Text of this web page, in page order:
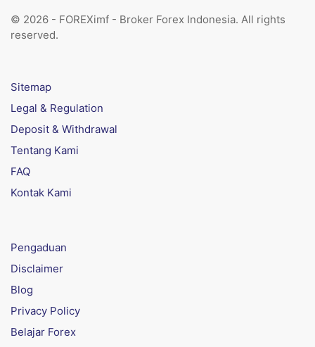
© 2026 - FOREXimf - Broker Forex Indonesia. All rights
reserved.
Sitemap
Legal & Regulation
Deposit & Withdrawal
Tentang Kami
FAQ
Kontak Kami
Pengaduan
Disclaimer
Blog
Privacy Policy
Belajar Forex